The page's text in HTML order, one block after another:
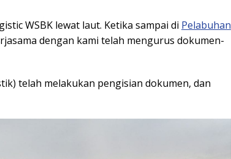
WSBK lewat laut. Ketika sampai di Pelabuhan
dengan kami telah mengurus dokumen-
telah melakukan pengisian dokumen, dan